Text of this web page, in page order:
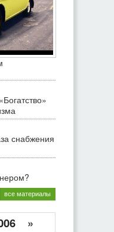
снабжения
все материалы
»